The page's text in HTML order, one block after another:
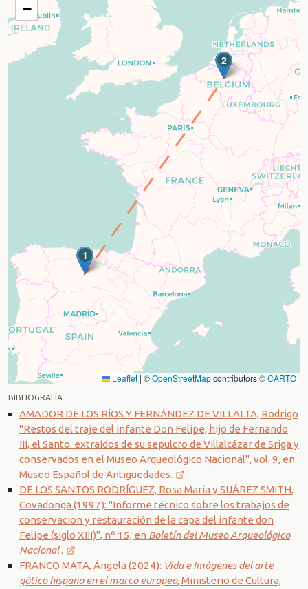
1
2
−
Leaflet | ©OpenStreetMapcontributors ©CARTO
BIBLIOGRAFÍA
AMADOR DE LOS RÍOS Y FERNÁNDEZ DE VILLALTA, Rodrigo
"Restos del traje del infante Don Felipe, hijo de Fernando
III, el Santo: extraídos de su sepulcro de Villalcázar de Sriga y
conservados en el Museo Arqueológico Nacional", vol. 9, en
Museo Español de Antigüedades.
DE LOS SANTOS RODRÍGUEZ, Rosa María y SUÁREZ SMITH,
Covadonga (1997): "Informe técnico sobre los trabajos de
conservacion y restauración de la capa del infante don
Felipe (siglo XIII)", nº 15, en Boletín del Museo Arqueológico
Nacional.
FRANCO MATA, Ángela (2024): Vida e Imágenes del arte
gótico hispano en el marco europeo, Ministerio de Cultura,